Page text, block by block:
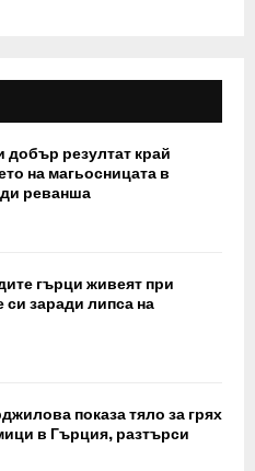
добър резултат край
на магьосницата в
реванша
гърци живеят при
си заради липса на
показа тяло за грях
в Гърция, разтърси